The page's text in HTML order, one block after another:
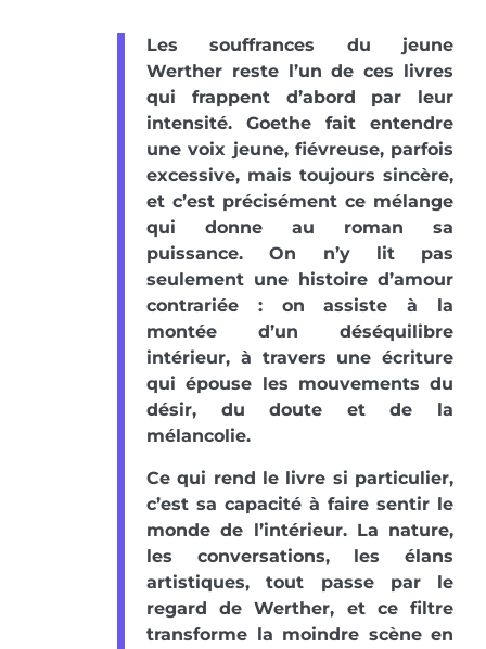
Les souffrances du jeune
Werther reste l’un de ces livres
qui frappent d’abord par leur
intensité. Goethe fait entendre
une voix jeune, fiévreuse, parfois
excessive, mais toujours sincère,
et c’est précisément ce mélange
qui donne au roman sa
puissance. On n’y lit pas
seulement une histoire d’amour
contrariée : on assiste à la
montée d’un déséquilibre
intérieur, à travers une écriture
qui épouse les mouvements du
désir, du doute et de la
mélancolie.
Ce qui rend le livre si particulier,
c’est sa capacité à faire sentir le
monde de l’intérieur. La nature,
les conversations, les élans
artistiques, tout passe par le
regard de Werther, et ce filtre
transforme la moindre scène en